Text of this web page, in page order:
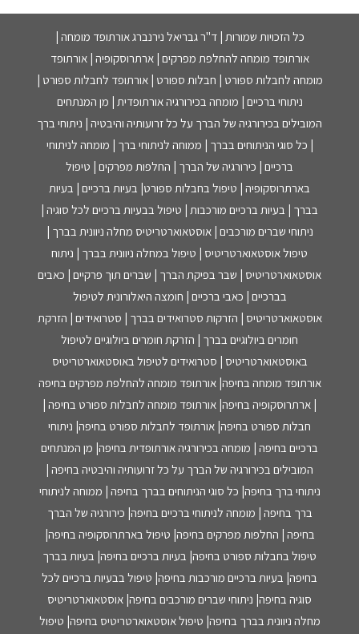
כל הזכויות שמורות | ד"ר גבריאל נירנברג אורתופד מומחה |
אורתופד מומחה להחלפת מפרקים | ארתרוסקופיה | אורתופד
מומחה לחבלות ספורט | חבלות ספורט | אורתופד לחבלות ספורט |
ניתוחי ברכיים | מומחה בכירורגיה אורתופדית | מן המנתחים
המובילים בכירורגיה של הברך על כל זרועותיה והיבטיה | ניתוחי ברך
| כל סוגי הניתוחים בברך | ממוחה לניתוחי ברך | מומחה לניתוחי
ברכיים | כירורגיה של הברך | החלפות מפרקים | טיפול
בארתרוסקופיה | טיפול בחבלות ספורט| בעיות ברכיים | בעיות
בברך | בעיות ברכיים מורכבות | טיפול בבעיות ברכיים לכל סוגיה |
ניתוחי שברים מורכבים | אוסטאוארטריטיס מחלה ניוונית בברך |
טיפול אוסטאוארטריטיס | טיפול במחלה ניוונית בברך | ניתוח
אוסטאוארטריטיס | שבר בפיקת הברך | שברים תוך פרקיים | כאבים
בברכיים | כאבי ברכיים | חומצה היאלורונית לטיפול
אוסטאוארטריטיס | הזרקות סטרואידים בברך | סטרואידים | הזרקת
חומרים ביולוגיים בברך | הזרקת חומרים ביולוגיים לטיפול
באוסטאוארטריטיס | סטרואידים לטיפול באוסטאוארטריטיס
אורתופד מומחה בחיפה| אורתופד מומחה להחלפת מפרקים בחיפה
| ארתרוסקופיה בחיפה| אורתופד מומחה לחבלות ספורט בחיפה |
חבלות ספורט בחיפה| אורתופד לחבלות ספורט בחיפה| ניתוחי
ברכיים בחיפה | מומחה בכירורגיה אורתופדית בחיפה| מן המנתחים
המובילים בכירורגיה של הברך על כל זרועותיה והיבטיה בחיפה |
ניתוחי ברך בחיפה| כל סוגי הניתוחים בברך בחיפה | ממוחה לניתוחי
ברך בחיפה | מומחה לניתוחי ברכיים בחיפה| כירורגיה של הברך
בחיפה | החלפות מפרקים בחיפה| טיפול בארתרוסקופיה בחיפה|
טיפול בחבלות ספורט בחיפה| בעיות ברכיים בחיפה| בעיות בברך
בחיפה| בעיות ברכיים מורכבות בחיפה| טיפול בבעיות ברכיים לכל
סוגיה בחיפה| ניתוחי שברים מורכבים בחיפה| אוסטאוארטריטיס
מחלה ניוונית בברך בחיפה| טיפול אוסטאוארטריטיס בחיפה| טיפול